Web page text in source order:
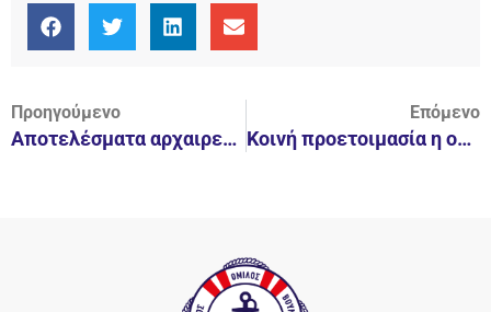
Προηγούμενο
Αποτελέσματα αρχαιρεσιών Ναυτικού Ομίλου Βουλιαγμένης
Επόμενο
Κοινή προετοιμασία η ομάδα Παίδων του Ν.Ο.Β. με τον ΠΑΟΚ